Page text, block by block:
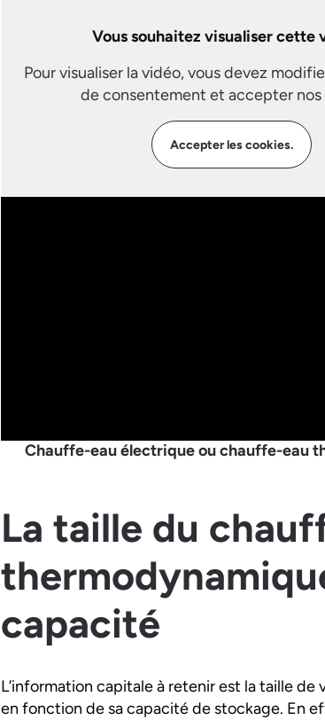
Vous souhaitez visualiser cette
Pour visualiser la vidéo, vous devez
de consentement et accepter nos
Accepter les cookies.
Chauffe-eau électrique ou chauffe-eau
La taille du
capacité
L’information capitale à retenir est la taille de
en fonction de sa capacité de stockage. En